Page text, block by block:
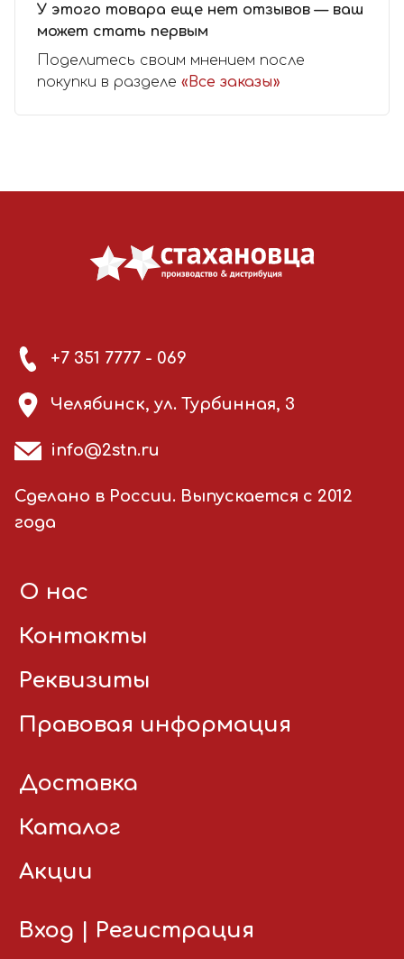
У этого товара еще нет отзывов — ваш
может стать первым
Поделитесь своим мнением после
покупки в разделе «Все заказы»
+7 351 7777 - 069
Челябинск, ул. Турбинная, 3
info@2stn.ru
Сделано в России. Выпускается с 2012
года
О нас
Контакты
Реквизиты
Правовая информация
Доставка
Каталог
Акции
Вход Регистрация